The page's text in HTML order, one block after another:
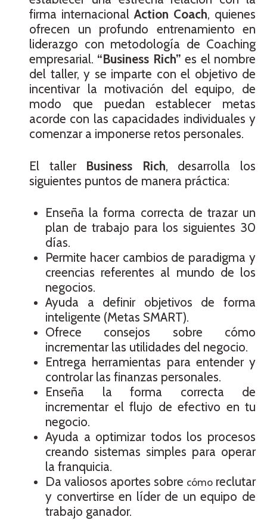
firma internacionalAction Coach, quienes
ofrecen un profundo entrenamiento en
liderazgo con metodología de Coaching
empresarial. “Business Rich” es el nombre
del taller, y se imparte con el objetivo de
incentivar la motivación del equipo, de
modo que puedan establecer metas
acorde con las capacidades individuales y
comenzar a imponerse retos personales.
El taller Business Rich, desarrolla los
siguientes puntos de manera práctica:
Enseña la forma correcta de trazar un
plan de trabajo para los siguientes 30
días.
Permite hacer cambios de paradigma y
creencias referentes al mundo de los
negocios.
Ayuda a definir objetivos de forma
inteligente (Metas SMART).
Ofrece consejos sobre cómo
incrementar las utilidades del negocio.
Entrega herramientas para entender y
controlar las finanzas personales.
Enseña la forma correcta de
incrementar el flujo de efectivo en tu
negocio.
Ayuda a optimizar todos los procesos
creando sistemas simples para operar
la franquicia.
Da valiosos aportes sobre cómo reclutar
y convertirse en líder de un equipo de
trabajo ganador.